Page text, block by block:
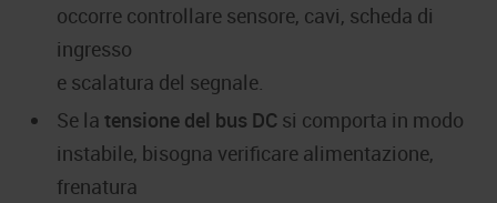
occorre controllare sensore, cavi, scheda di
ingresso
e scalatura del segnale.
Se la tensione del bus DC si comporta in modo
instabile, bisogna verificare alimentazione,
frenatura